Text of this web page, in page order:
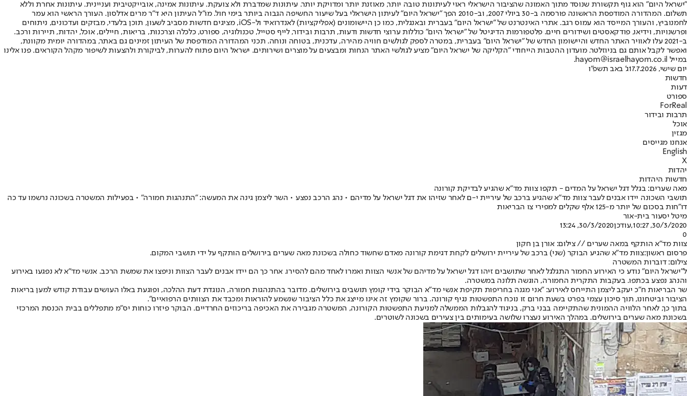
"ישראל היום" הוא גוף תקשורת שנוסד מתוך האמונה שהציבור הישראלי ראוי לעיתונות טובה יותר, מאוזנת יותר ומדויקת יותר. עיתונות שמדברת ולא צועקת. עיתונות אמינה, אובייקטיבית ועניינית. עיתונות אחרת וללא
תשלום. המהדורה המודפסת הראשונה פורסמה ב-30 ביולי 2007, וב-2010 הפך "ישראל היום" לעיתון הישראלי בעל שיעור החשיפה הגבוה ביותר בימי חול. מו"ל העיתון היא ד"ר מרים אדלסון. העורך הראשי הוא עמר
לחמנוביץ, והעורך המייסד הוא עמוס רגב. אתרי האינטרנט של "ישראל היום" בעברית ובאנגלית, כמו כן היישומונים (אפליקציות) לאנדרואיד ול-iOS, מציגים חדשות מסביב לשעון, תוכן בלעדי, מבזקים ועדכונים, ניתוחים
ופרשנויות, וידיאו, פודקאסטים ושידורים חיים. פלטפורמות הדיגיטל של "ישראל היום" כוללות ערוצי חדשות ודעות, תרבות ובידור, לייף סטייל, טכנולוגיה, ספורט, כלכלה וצרכנות, בריאות, חיילים, אוכל, יהדות, תיירות ורכב.
ב-2021 עלו לאוויר האתר החדש והיישומון החדש של "ישראל היום" בעברית, במטרה לספק לגולשים חוויה מהירה, עדכנית, בטוחה ונוחה. תכני המהדורה המודפסת של העיתון זמינים גם באתר, במהדורה יומית מקוונת,
ואפשר לקבל אותם גם בניוזלטר. מועדון ההטבות הייחודי "הקליקה של ישראל היום" מציע לגולשי האתר הנחות ומבצעים על מוצרים ושירותים. ישראל היום פתוח להערות, לביקורת ולהצעות לשיפור מקהל הקוראים. פנו אלינו
במייל hayom@israelhayom.co.il.
יום שישי, 17.7.2026
ג' באב תשפ"ו
חדשות
דעות
ספורט
ForReal
תרבות ובידור
אוכל
מגזין
אנחנו מגייסים
English
X
יהדות
חדשות היהדות
מאה שערים: בגלל דגל ישראל על המדים - תקפו צוות מד"א שהגיע לבדיקת קורונה
תושבי השכונה יידו אבנים לעבר צוות מד"א שהגיע ברכב של עיריית י-ם לאחר שזיהו את דגל ישראל על מדיהם • נהג הרכב נפצע • השר ליצמן גינה את המעשה: "התנהגות חמורה" • בפעילות המשטרה בשכונה נרשמו עד כה
דו"חות בסכום של יותר מ-125 אלף שקלים למפירי צו הבריאות
מיטל יסעור בית-אור
30/3/2020, 10:27
,עודכן30/3/2020, 13:24
0
צוות מד"א הותקף במאה שערים // צילום: אורן בן חקון
פרסום ראשון:צוות מד"א שהגיע הבוקר (שני) ברכב של עיריית ירושלים לקחת דגימת קורונה מאדם שחשוד כחולה בשכונת מאה שערים בירושלים הותקף על ידי תושבי המקום.
צילום: דוברות המשטרה
ל"ישראל היום" נודע כי האירוע החמור התגלגל לאחר שתושבים זיהו דגל ישראל על מדיהם של אנשי הצוות ואמרו לאחד מהם להסירו. אחר כך הם יידו אבנים לעבר הצוות וניפצו את שמשת הרכב. אנשי מד"א לא נפגעו באירוע
והנהג נפצע בכתפו. בעקבות התקרית החמורה, הוגשה תלונה במשטרה.
שר הבריאות ח”כ יעקב ליצמן התייחס לאירוע: "אני מגנה בחריפות תקיפת אנשי מד”א הבוקר בידי קומץ תושבים בירושלים. מדובר בהתנהגות חמורה, הנוגדת דעת ההלכה, ופוגעת באלו העושים עבודת קודש למען בריאות
הציבור וביטחונו, תוך סיכון עצמי בפרט בשעת חרום זו נוכח התפשטות נגיף קורונה. ברור שקומץ זה אינו מייצג את כלל הציבור שנשמע להוראות ומכבד את הצוותים הרפואיים".
בתוך כך, לאחר הלוויה ההמונית שהתקיימה בבני ברק, בניגוד להגבלות הממשלה למניעת התפשטות הקורונה, המשטרה מגבירה את האכיפה בריכוזים החרדיים. הבוקר פיזרו כוחות יס"מ מתפללים בבית הכנסת המרכזי
בשכונת מאה שערים בירושלים. במהלך האירוע נעצרו שלושה בעימותים בין צעירים בשכונה לשוטרים.